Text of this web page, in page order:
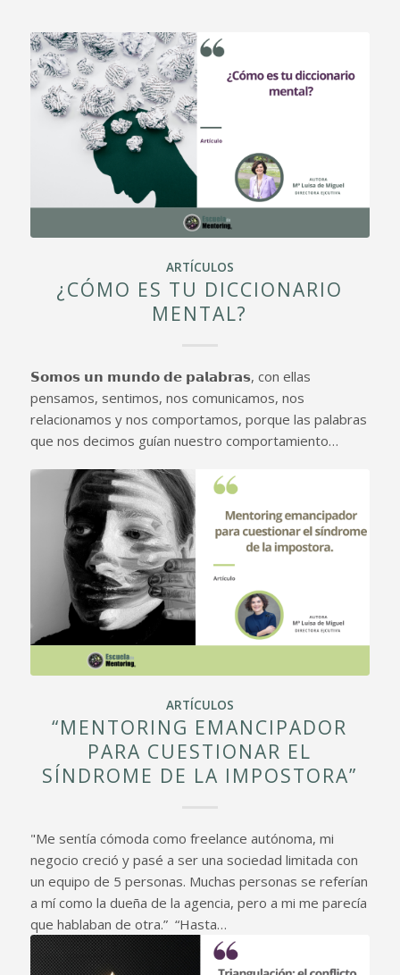
ARTÍCULOS
¿CÓMO ES TU DICCIONARIO
MENTAL?
𝗦𝗼𝗺𝗼𝘀 𝘂𝗻 𝗺𝘂𝗻𝗱𝗼 𝗱𝗲 𝗽𝗮𝗹𝗮𝗯𝗿𝗮𝘀, con ellas
pensamos, sentimos, nos comunicamos, nos
relacionamos y nos comportamos, porque las palabras
que nos decimos guían nuestro comportamiento…
ARTÍCULOS
“MENTORING EMANCIPADOR
PARA CUESTIONAR EL
SÍNDROME DE LA IMPOSTORA”
"Me sentía cómoda como freelance autónoma, mi
negocio creció y pasé a ser una sociedad limitada con
un equipo de 5 personas. Muchas personas se referían
a mí como la dueña de la agencia, pero a mi me parecía
que hablaban de otra.” “Hasta…